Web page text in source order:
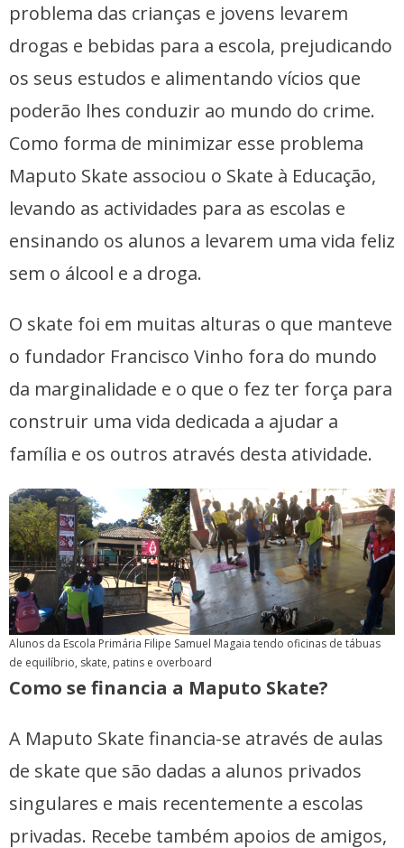
problema das crianças e jovens levarem
drogas e bebidas para a escola, prejudicando
os seus estudos e alimentando vícios que
poderão lhes conduzir ao mundo do crime.
Como forma de minimizar esse problema
Maputo Skate associou o Skate à Educação,
levando as actividades para as escolas e
ensinando os alunos a levarem uma vida feliz
sem o álcool e a droga.
O skate foi em muitas alturas o que manteve
o fundador Francisco Vinho fora do mundo
da marginalidade e o que o fez ter força para
construir uma vida dedicada a ajudar a
família e os outros através desta atividade.
Alunos da Escola Primária Filipe Samuel Magaia tendo oficinas de tábuas
de equilíbrio, skate, patins e overboard
Como se financia a Maputo Skate?
A Maputo Skate financia-se através de aulas
de skate que são dadas a alunos privados
singulares e mais recentemente a escolas
privadas. Recebe também apoios de amigos,